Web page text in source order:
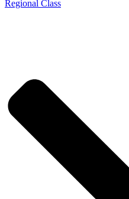
Regional Class